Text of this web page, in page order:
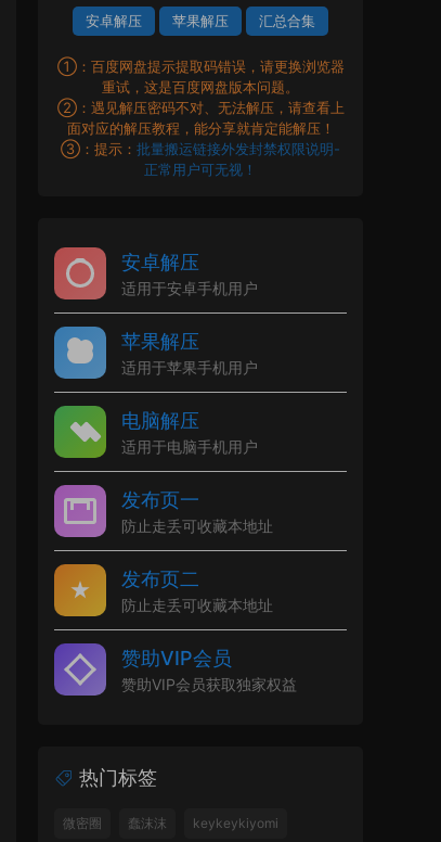
安卓解压 苹果解压 汇总合集
①：百度网盘提示提取码错误，请更换浏览器
重试，这是百度网盘版本问题。
②：遇见解压密码不对、无法解压，请查看上
面对应的解压教程，能分享就肯定能解压！
③：提示： 批量搬运链接外发封禁权限说明-
正常用户可无视！
安卓解压
适用于安卓手机用户
苹果解压
适用于苹果手机用户
电脑解压
适用于电脑手机用户
发布页一
防止走丢可收藏本地址
发布页二
防止走丢可收藏本地址
赞助VIP会员
赞助VIP会员获取独家权益
热门标签
微密圈 蠢沫沫 keykeykiyomi